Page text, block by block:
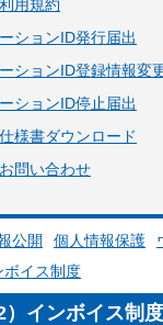
用規約
ションID発行届出
ションID登録情報変
ションID停止届出
様書ダウンロード
問い合わせ
公開 個人情報保護
ボイス制度
インボイス制度